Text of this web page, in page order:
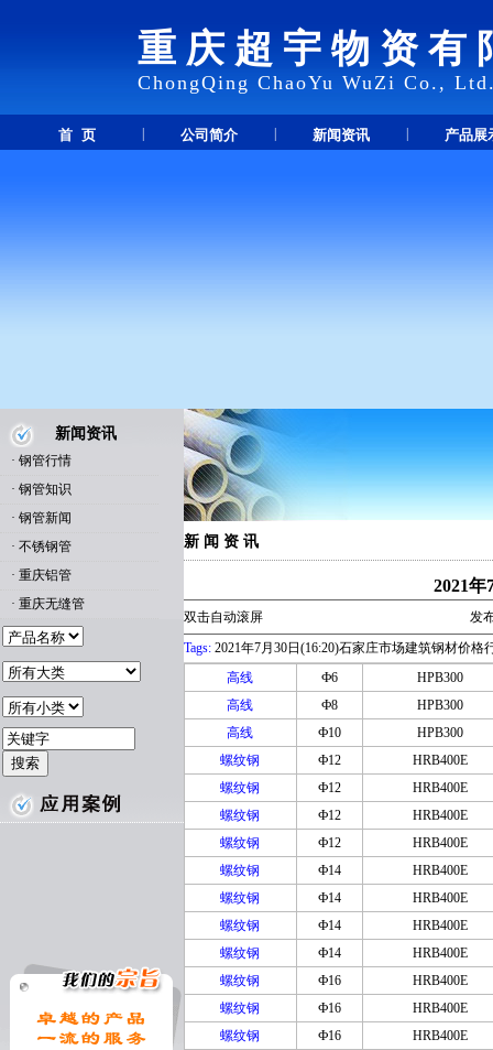
重庆超宇物资有
ChongQing ChaoYu WuZi Co.,
首 页 公司简介 新闻资讯 产品展
新闻资讯
· 钢管行情
· 钢管知识
· 钢管新闻
· 不锈钢管
· 重庆铝管
· 重庆无缝管
新 闻 资 讯
2021年
双击自动滚屏
发
Tags: 2021年7月30日(16:20)石家庄市场建筑钢材价格
高线
Ф6
HPB300
高线
Ф8
HPB300
高线
Ф10
HPB300
螺纹钢
Ф12
HRB400E
螺纹钢
Ф12
HRB400E
螺纹钢
Ф12
HRB400E
螺纹钢
Ф12
HRB400E
螺纹钢
Ф14
HRB400E
螺纹钢
Ф14
HRB400E
螺纹钢
Ф14
HRB400E
螺纹钢
Ф14
HRB400E
螺纹钢
Ф16
HRB400E
螺纹钢
Ф16
HRB400E
螺纹钢
Ф16
HRB400E